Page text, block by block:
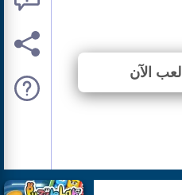
العب الآن